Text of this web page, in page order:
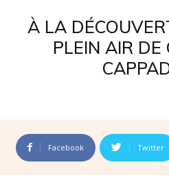
À LA
PLEIN AIR DE
Facebook Twitter